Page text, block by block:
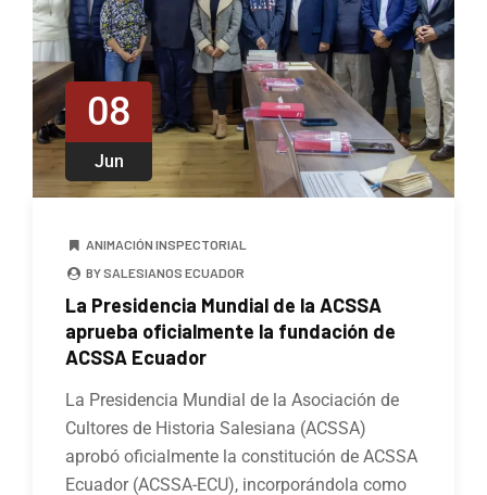
08
Jun
ANIMACIÓN INSPECTORIAL
BY SALESIANOS ECUADOR
La Presidencia Mundial de la ACSSA
aprueba oficialmente la fundación de
ACSSA Ecuador
La Presidencia Mundial de la Asociación de
Cultores de Historia Salesiana (ACSSA)
aprobó oficialmente la constitución de ACSSA
Ecuador (ACSSA-ECU), incorporándola como